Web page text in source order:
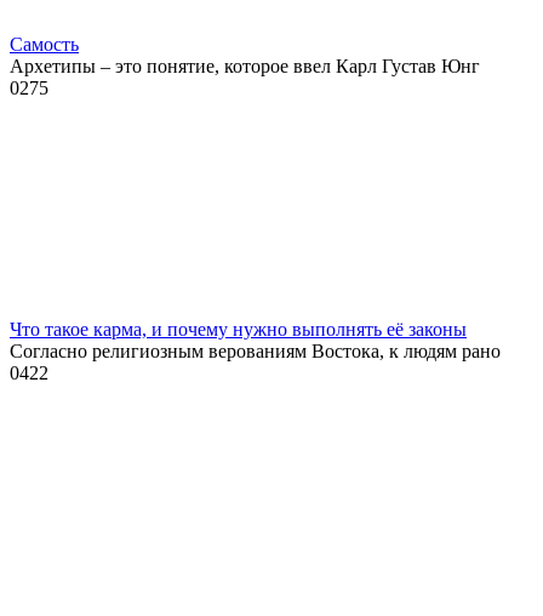
Самость
Архетипы – это понятие, которое ввел Карл Густав Юнг
0275
Что такое карма, и почему нужно выполнять её законы
Согласно религиозным верованиям Востока, к людям рано
0422